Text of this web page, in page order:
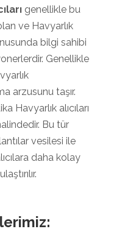
genellikle bu
ve Havyarlık
bilgi sahibi
Genellikle
arzusunu taşır.
Havyarlık alıcıları
Bu tür
vesilesi ile
daha kolay